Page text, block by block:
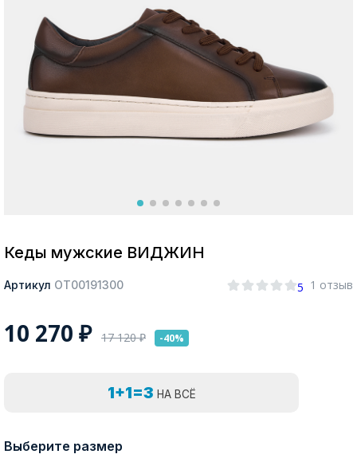
Москва
Кеды мужские ВИДЖИН
Артикул ОТ00191300 5 1 отзыв
10 270 ₽ 17 120₽ -40%
1+1=3 НА ВСЁ
Выберите размер